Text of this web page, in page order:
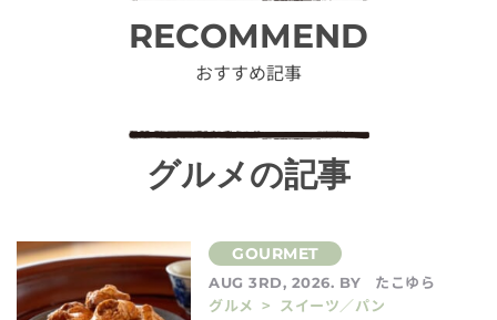
RECOMMEND
おすすめ記事
グルメの記事
AUG 3RD, 2026. BY
たこゆら
グルメ > スイーツ／パン